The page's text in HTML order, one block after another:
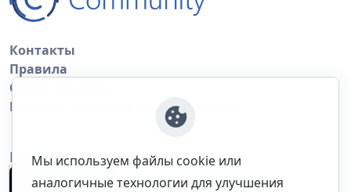
Контакты
Правила
Обратная связь
Правила копирования материалов
Приложение
Мы используем файлы cookie или
аналогичные технологии для улучшения